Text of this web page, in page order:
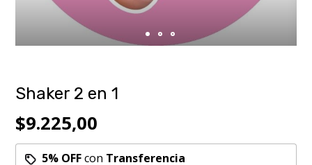
Shaker 2 en 1
$9.225,00
5% OFFcon Transferencia